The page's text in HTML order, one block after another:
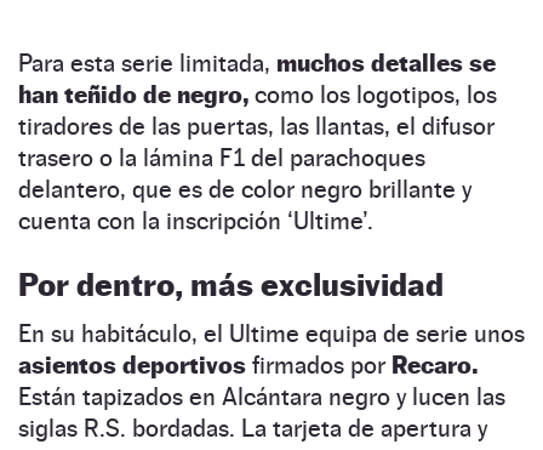
Para esta serie limitada, muchos detalles se
han teñido de negro, como los logotipos, los
tiradores de las puertas, las llantas, el difusor
trasero o la lámina F1 del parachoques
delantero, que es de color negro brillante y
cuenta con la inscripción ‘Ultime’.
Por dentro, más exclusividad
En su habitáculo, el Ultime equipa de serie unos
asientos deportivos firmados por Recaro.
Están tapizados en Alcántara negro y lucen las
siglas R.S. bordadas. La tarjeta de apertura y